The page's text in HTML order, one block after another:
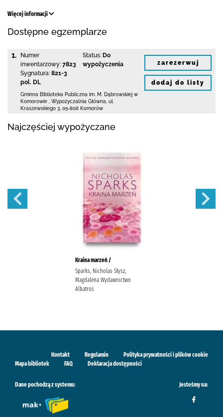
Więcej informacji
Dostępne egzemplarze
1.
Numer
inwentarzowy: 7823
Sygnatura: 821-3
pol. DL
Status: Do
wypożyczenia
Gminna Biblioteka Publiczna im. M. Dąbrowskiej w
Komorowie
Wypożyczalnia Główna, ul.
Kraszewskiego 3 05-806 Komorów
zarezerwuj
dodaj do listy
Najczęściej wypożyczane
Kraina marzeń /
Sparks, Nicholas Słysz,
Magdalena Wydawnictwo
Albatros
Kontakt Regulamin
Polityka prywatności i plików cookie
Mapa bibliotek
FAQ Deklaracja dostępności
Dane pochodzą z systemu: Jesteśmy na: